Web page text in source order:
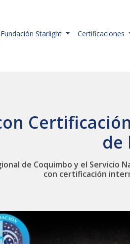
Fundación Starlight Certificaciones
de
de Coquimbo y el
con certificación